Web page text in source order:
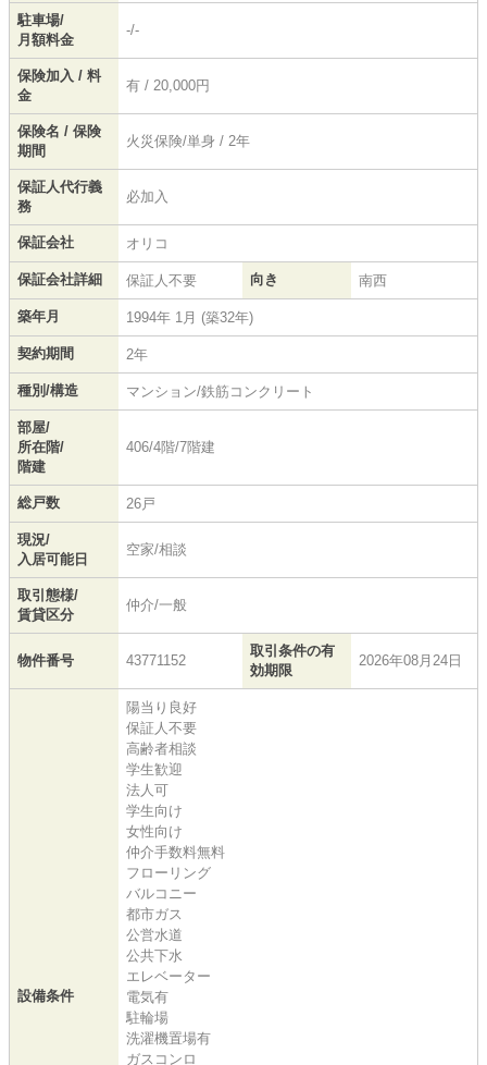
駐車場/
月額料金
-/-
保険加入 / 料
金
有 / 20,000円
保険名 / 保険
期間
火災保険/単身 / 2年
保証人代行義
務
必加入
保証会社 オリコ
保証会社詳細 保証人不要 向き 南西
築年月 1994年 1月 (築32年)
契約期間 2年
種別/構造 マンション/鉄筋コンクリート
部屋/
所在階/
階建
406/4階/7階建
総戸数 26戸
現況/
入居可能日
空家/相談
取引態様/
賃貸区分
仲介/一般
物件番号 43771152
取引条件の有
効期限
2026年08月24日
設備条件
陽当り良好
保証人不要
高齢者相談
学生歓迎
法人可
学生向け
女性向け
仲介手数料無料
フローリング
バルコニー
都市ガス
公営水道
公共下水
エレベーター
電気有
駐輪場
洗濯機置場有
ガスコンロ